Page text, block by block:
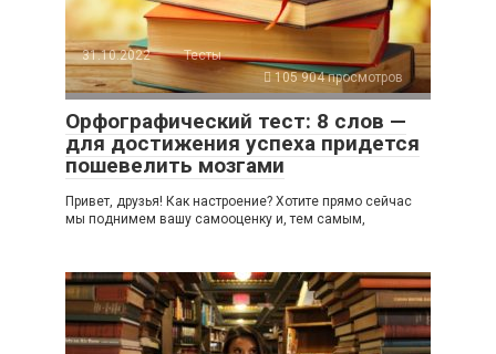
31.10.2022
Тесты
105 904 просмотров
Орфографический тест: 8 слов —
для достижения успеха придется
пошевелить мозгами
Привет, друзья! Как настроение? Хотите прямо сейчас
мы поднимем вашу самооценку и, тем самым,